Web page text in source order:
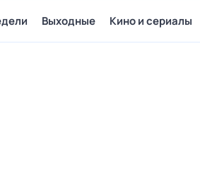
Выходные Кино и сериалы